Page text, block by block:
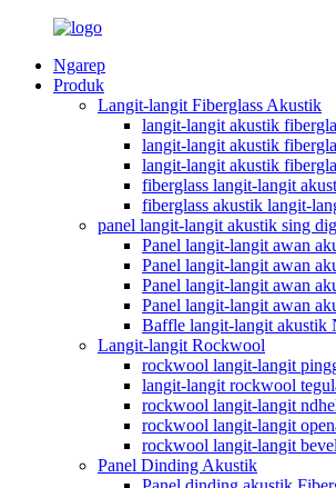
Ngarep
Produk
Langit-langit Fiberglass Akustik
langit-langit akustik
langit-langit akustik
langit-langit akustik
fiberglass langit-langit
fiberglass akustik langit-
panel langit-langit akustik sing
Panel langit-langit awan
Panel langit-langit awan
Panel langit-langit awan
Panel langit-langit awan
Baffle langit-langit akustik
Langit-langit Rockwool
rockwool langit-langit
langit-langit rockwool
rockwool langit-langit
rockwool langit-langit
rockwool langit-langit
Panel Dinding Akustik